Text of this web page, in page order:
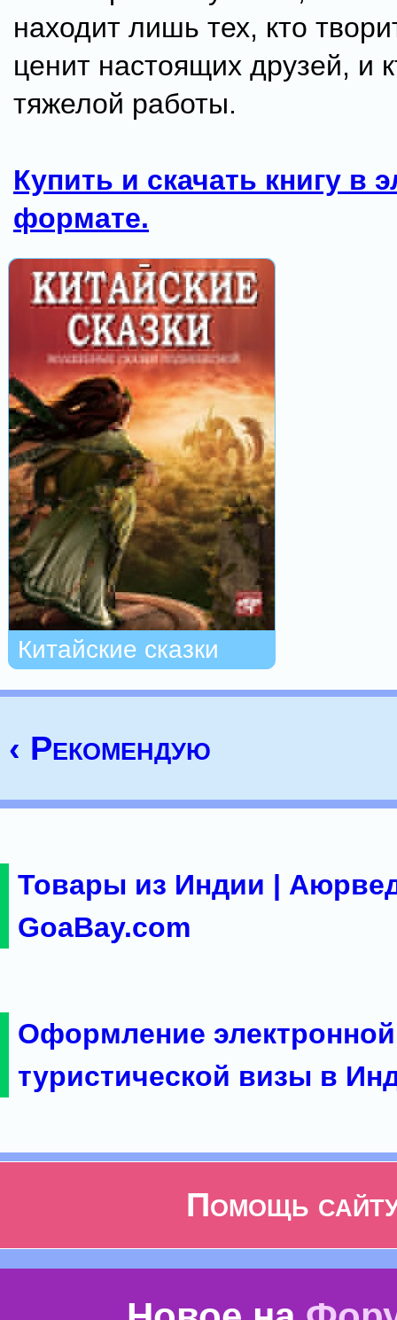
находит лишь тех, кто
ценит настоящих друзей, и
тяжелой работы.
Купить и скачать книгу в
формате.
Китайские сказки
‹ Рекомендую
Товары из Индии |
GoaBay.com
Оформление электронной
туристической визы в
Помощь